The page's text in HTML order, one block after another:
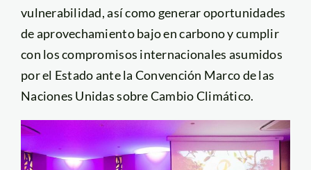
vulnerabilidad, así como generar oportunidades
de aprovechamiento bajo en carbono y cumplir
con los compromisos internacionales asumidos
por el Estado ante la Convención Marco de las
Naciones Unidas sobre Cambio Climático.